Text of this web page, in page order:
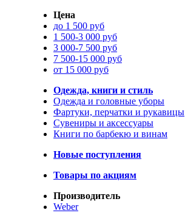
Цена
до 1 500 руб
1 500-3 000 руб
3 000-7 500 руб
7 500-15 000 руб
от 15 000 руб
Одежда, книги и стиль
Одежда и головные уборы
Фартуки, перчатки и рукавицы
Сувениры и аксессуары
Книги по барбекю и винам
Новые поступления
Товары по акциям
Производитель
Weber